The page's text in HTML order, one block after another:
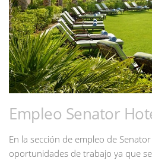
Empleo Senator
En la sección de empleo de
oportunidades de trabajo ya que